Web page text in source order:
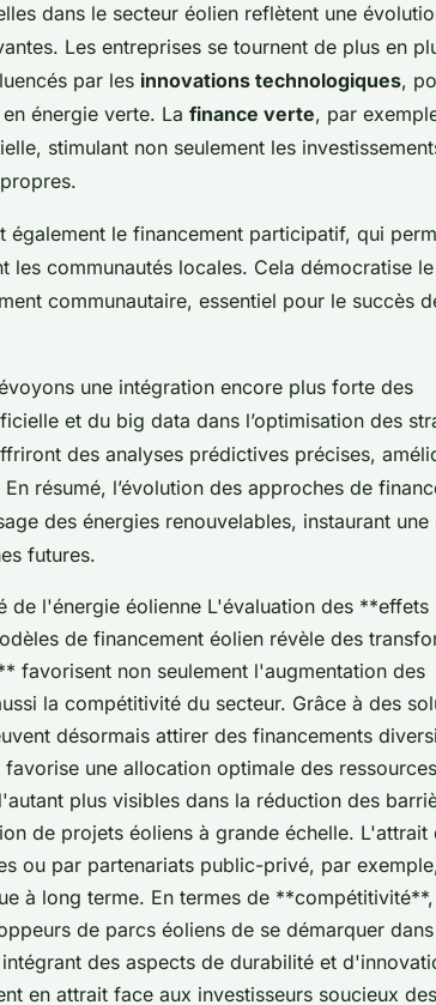
dans le secteur éolien reflètent une
Les entreprises se tournent de plus en
par les innovations technologiques,
énergie verte. La finance verte, par
stimulant non seulement les
également le financement participatif, qui
les communautés locales. Cela démocratise le
communautaire, essentiel pour le succès
une intégration encore plus forte des
et du big data dans l’optimisation des
des analyses prédictives précises,
résumé, l’évolution des approches de
des énergies renouvelables, instaurant une
futures.
de l'énergie éolienne L'évaluation des **effets
de financement éolien révèle des
favorisent non seulement l'augmentation des
la compétitivité du secteur. Grâce à des
désormais attirer des financements
une allocation optimale des
plus visibles dans la réduction des
de projets éoliens à grande échelle. L'attrait
ou par partenariats public-privé, par
à long terme. En termes de
de parcs éoliens de se démarquer
des aspects de durabilité et
en attrait face aux investisseurs soucieux